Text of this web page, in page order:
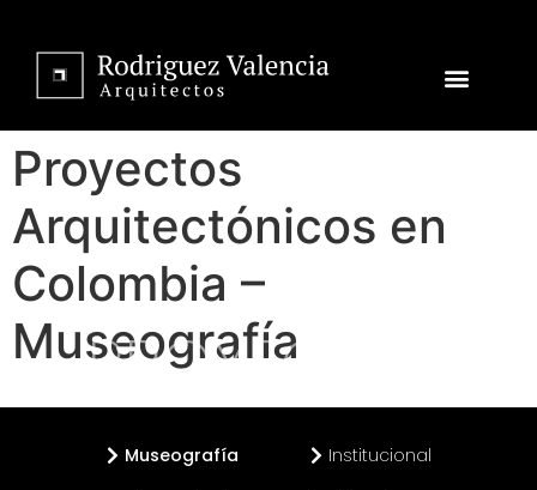
Proyectos
Arquitectónicos en
Colombia –
Museografía
PROYECTOS
Museografía Institucional